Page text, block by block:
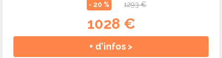
- 20 % 1293 €
1028 €
+ d'infos >